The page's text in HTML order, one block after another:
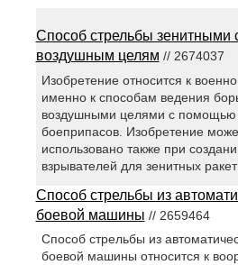
Способ стрельбы зенитными
воздушным целям // 2674037
Изобретение относится к
именно к способам ведения
воздушными целями с помощью
боеприпасов. Изобретение
использовано также при
взрывателей для зенитных
Способ стрельбы из
боевой машины // 2659464
Способ стрельбы из
боевой машины относится к